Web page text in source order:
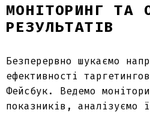
МОНІТОРИНГ ТА
РЕЗУЛЬТАТІВ
Безперервно шукаємо
ефективності
Фейсбук. Ведемо
показників, аналізуємо